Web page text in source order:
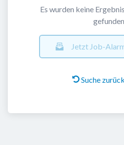
Es wurden keine
Jetzt Job-
Suche